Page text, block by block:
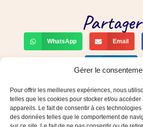
Gérer le
Pour offrir les meilleures expériences, nous
telles que les cookies pour stocker et/ou
appareils. Le fait de consentir à ces
des données telles que le comportement de
Partager
WhatsApp Email
06.16.77.52.31